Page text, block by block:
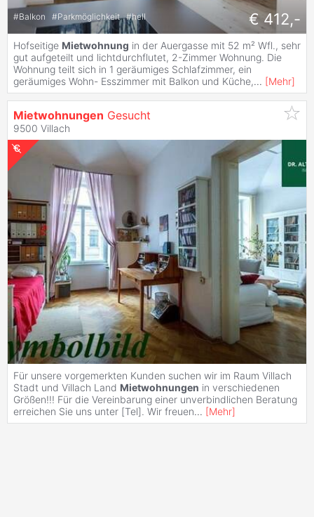
#Balkon #Parkmöglichkeit #hell € 412,-
Hofseitige Mietwohnung in der Auergasse mit 52 m² Wfl., sehr
gut aufgeteilt und lichtdurchflutet, 2-Zimmer Wohnung. Die
Wohnung teilt sich in 1 geräumiges Schlafzimmer, ein
geräumiges Wohn- Esszimmer mit Balkon und Küche,... [Mehr]
Mietwohnungen Gesucht
9500 Villach
Für unsere vorgemerkten Kunden suchen wir im Raum Villach
Stadt und Villach Land Mietwohnungen in verschiedenen
Größen!!! Für die Vereinbarung einer unverbindlichen Beratung
erreichen Sie uns unter [Tel]. Wir freuen... [Mehr]